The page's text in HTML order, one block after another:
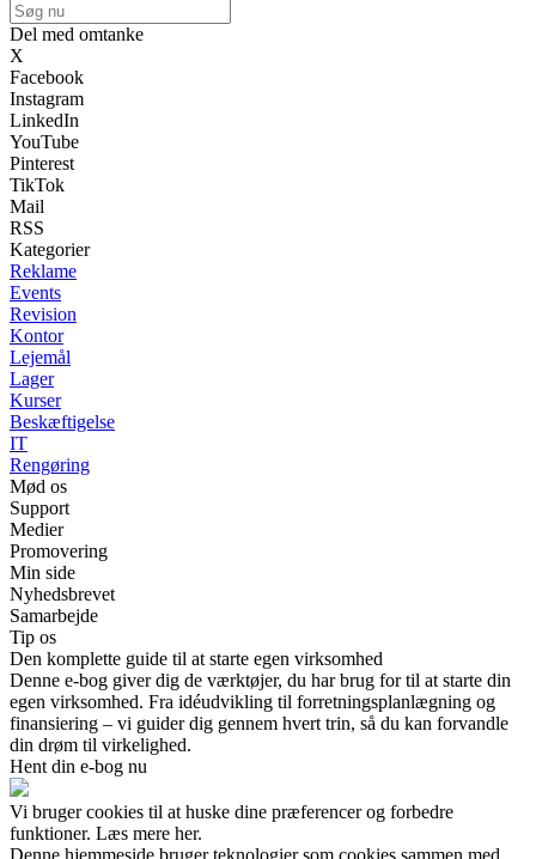
Del med omtanke
X
Facebook
Instagram
LinkedIn
YouTube
Pinterest
TikTok
Mail
RSS
Kategorier
Reklame
Events
Revision
Kontor
Lejemål
Lager
Kurser
Beskæftigelse
IT
Rengøring
Mød os
Support
Medier
Promovering
Min side
Nyhedsbrevet
Samarbejde
Tip os
Den komplette guide til at starte egen virksomhed
Denne e-bog giver dig de værktøjer, du har brug for til at starte din
egen virksomhed. Fra idéudvikling til forretningsplanlægning og
finansiering – vi guider dig gennem hvert trin, så du kan forvandle
din drøm til virkelighed.
Hent din e-bog nu
Vi bruger cookies til at huske dine præferencer og forbedre
funktioner. Læs mere her.